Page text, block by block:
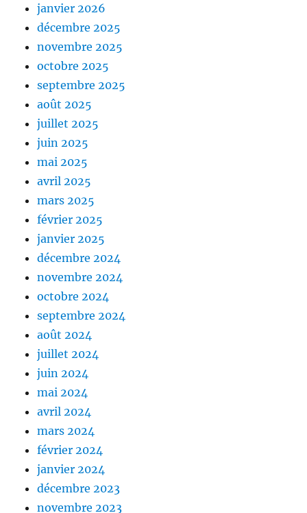
janvier 2026
décembre 2025
novembre 2025
octobre 2025
septembre 2025
août 2025
juillet 2025
juin 2025
mai 2025
avril 2025
mars 2025
février 2025
janvier 2025
décembre 2024
novembre 2024
octobre 2024
septembre 2024
août 2024
juillet 2024
juin 2024
mai 2024
avril 2024
mars 2024
février 2024
janvier 2024
décembre 2023
novembre 2023